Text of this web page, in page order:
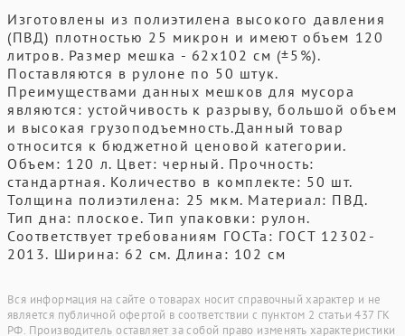
Изготовлены из полиэтилена высокого давления
(ПВД) плотностью 25 микрон и имеют объем 120
литров. Размер мешка - 62х102 см (±5%).
Поставляются в рулоне по 50 штук.
Преимуществами данных мешков для мусора
являются: устойчивость к разрыву, большой объем
и высокая грузоподъемность.Данный товар
относится к бюджетной ценовой категории.
Объем: 120 л. Цвет: черный. Прочность:
стандартная. Количество в комплекте: 50 шт.
Толщина полиэтилена: 25 мкм. Материал: ПВД.
Тип дна: плоское. Тип упаковки: рулон.
Соответствует требованиям ГОСТа: ГОСТ 12302-
2013. Ширина: 62 см. Длина: 102 см
Вся информация на сайте о товарах носит справочный характер и не
является публичной офертой в соответствии с пунктом 2 статьи 437 ГК
РФ. Производитель оставляет за собой право изменять характеристики